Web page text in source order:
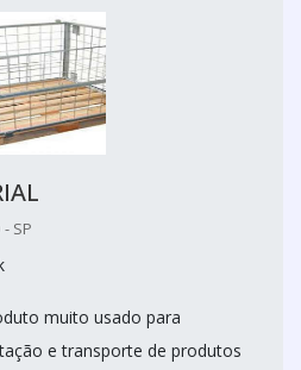
SP
muito usado para
e transporte de produtos